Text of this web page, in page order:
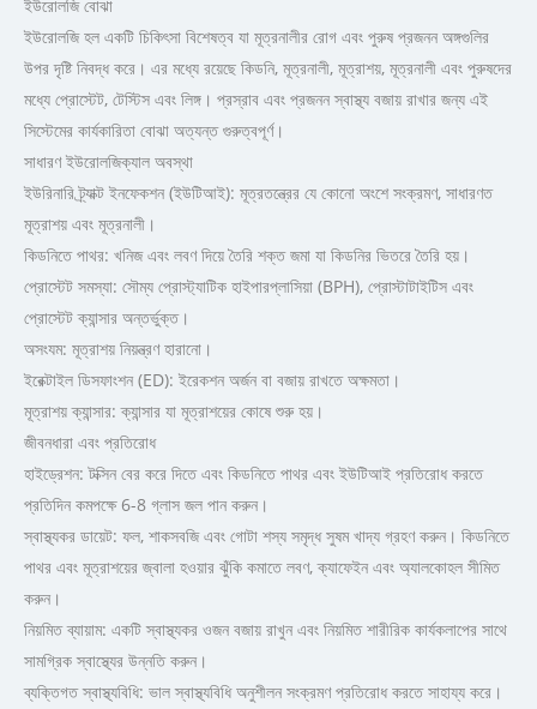
ইউরোলজি বোঝা
ইউরোলজি হল একটি চিকিৎসা বিশেষত্ব যা মূত্রনালীর রোগ এবং পুরুষ প্রজনন অঙ্গগুলির
উপর দৃষ্টি নিবদ্ধ করে। এর মধ্যে রয়েছে কিডনি, মূত্রনালী, মূত্রাশয়, মূত্রনালী এবং পুরুষদের
মধ্যে প্রোস্টেট, টেস্টিস এবং লিঙ্গ। প্রস্রাব এবং প্রজনন স্বাস্থ্য বজায় রাখার জন্য এই
সিস্টেমের কার্যকারিতা বোঝা অত্যন্ত গুরুত্বপূর্ণ।
সাধারণ ইউরোলজিক্যাল অবস্থা
ইউরিনারি ট্র্যাক্ট ইনফেকশন (ইউটিআই): মূত্রতন্ত্রের যে কোনো অংশে সংক্রমণ, সাধারণত
মূত্রাশয় এবং মূত্রনালী।
কিডনিতে পাথর: খনিজ এবং লবণ দিয়ে তৈরি শক্ত জমা যা কিডনির ভিতরে তৈরি হয়।
প্রোস্টেট সমস্যা: সৌম্য প্রোস্ট্যাটিক হাইপারপ্লাসিয়া (BPH), প্রোস্টাটাইটিস এবং
প্রোস্টেট ক্যান্সার অন্তর্ভুক্ত।
অসংযম: মূত্রাশয় নিয়ন্ত্রণ হারানো।
ইরেক্টাইল ডিসফাংশন (ED): ইরেকশন অর্জন বা বজায় রাখতে অক্ষমতা।
মূত্রাশয় ক্যান্সার: ক্যান্সার যা মূত্রাশয়ের কোষে শুরু হয়।
জীবনধারা এবং প্রতিরোধ
হাইড্রেশন: টক্সিন বের করে দিতে এবং কিডনিতে পাথর এবং ইউটিআই প্রতিরোধ করতে
প্রতিদিন কমপক্ষে 6-8 গ্লাস জল পান করুন।
স্বাস্থ্যকর ডায়েট: ফল, শাকসবজি এবং গোটা শস্য সমৃদ্ধ সুষম খাদ্য গ্রহণ করুন। কিডনিতে
পাথর এবং মূত্রাশয়ের জ্বালা হওয়ার ঝুঁকি কমাতে লবণ, ক্যাফেইন এবং অ্যালকোহল সীমিত
করুন।
নিয়মিত ব্যায়াম: একটি স্বাস্থ্যকর ওজন বজায় রাখুন এবং নিয়মিত শারীরিক কার্যকলাপের সাথে
সামগ্রিক স্বাস্থ্যের উন্নতি করুন।
ব্যক্তিগত স্বাস্থ্যবিধি: ভাল স্বাস্থ্যবিধি অনুশীলন সংক্রমণ প্রতিরোধ করতে সাহায্য করে।